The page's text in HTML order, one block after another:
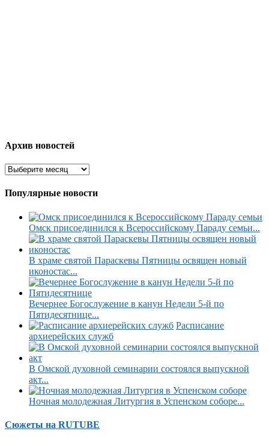
Архив новостей
Популярные новости
Омск присоединился к Всероссийскому Параду семьи...
В храме святой Параскевы Пятницы освящен новый
иконостас...
Вечернее Богослужение в канун Недели 5-й по
Пятидесятнице...
Расписание
архиерейских служб
В Омской духовной семинарии состоялся выпускной
акт...
Ночная молодежная Литургия в Успенском соборе...
Сюжеты на RUTUBE